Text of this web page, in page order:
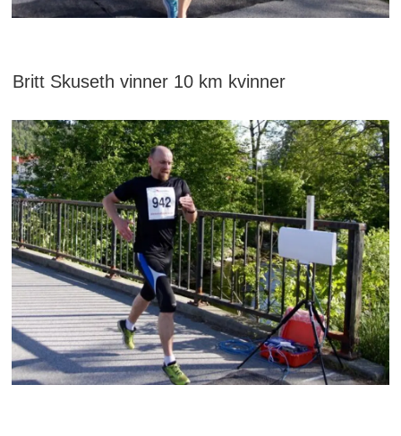
Britt Skuseth vinner 10 km kvinner